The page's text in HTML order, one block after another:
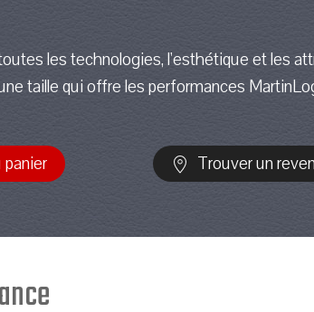
les technologies, l'esthétique et les
taille qui offre les performances
Trouver un